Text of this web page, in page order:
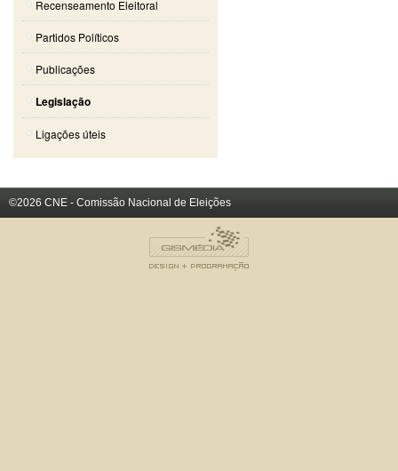
Recenseamento Eleitoral
Partidos Políticos
Publicações
Legislação
Ligações úteis
©2026 CNE - Comissão Nacional de Eleições